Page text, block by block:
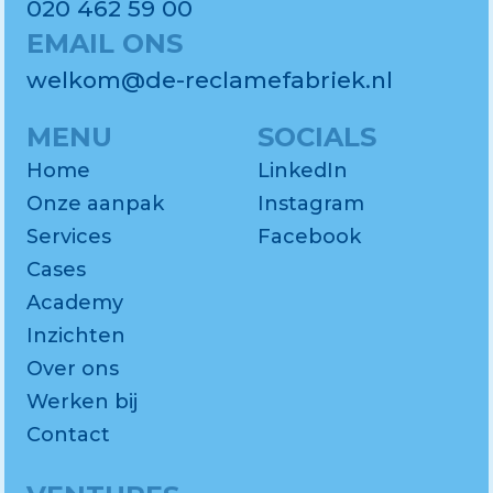
020 462 59 00
EMAIL ONS
welkom@de-reclamefabriek.nl
SOCIALS
LinkedIn
Instagram
Facebook
MENU
Home
Onze aanpak
Services
Cases
Academy
Inzichten
Over ons
Werken bij
Contact